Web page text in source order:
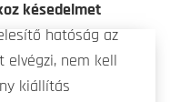
késedelmet
hatóság az
nem kell
kiállítás